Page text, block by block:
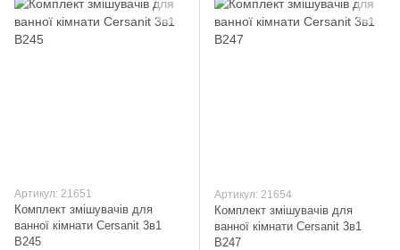
Артикул: 21651
Комплект змішувачів для
ванної кімнати Cersanit 3в1
B245
Артикул: 21654
Комплект змішувачів для
ванної кімнати Cersanit 3в1
B247